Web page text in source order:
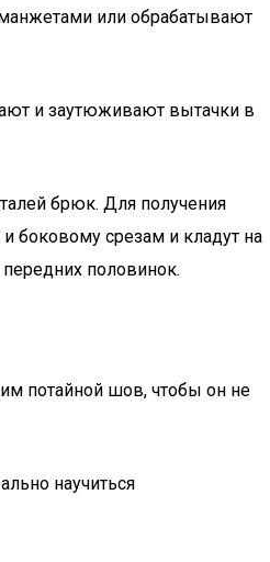
или обрабатывают
и заутюживают вытачки в
брюк. Для получения
боковому срезам и кладут на
половинок.
потайной шов, чтобы он не
научиться